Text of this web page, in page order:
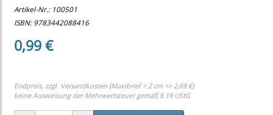
Artikel-Nr.: 100501
ISBN: 9783442088416
0,99 €
Endpreis, zzgl. Versandkosten (Maxibrief > 2 cm => 2,69 €)
keine Ausweisung der Mehrwertsteuer gemäß § 19 UStG